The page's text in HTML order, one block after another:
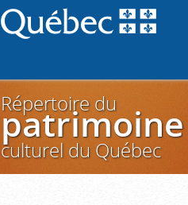
Répertoire du
patrimoine
culturel du Québec